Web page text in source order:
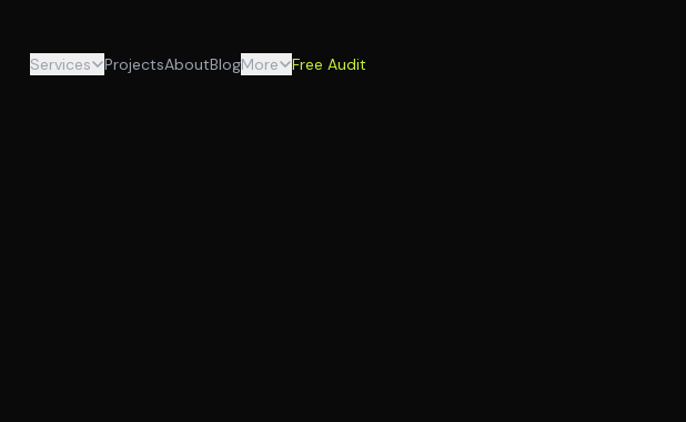
Services ProjectsAboutBlogMore Free Audit